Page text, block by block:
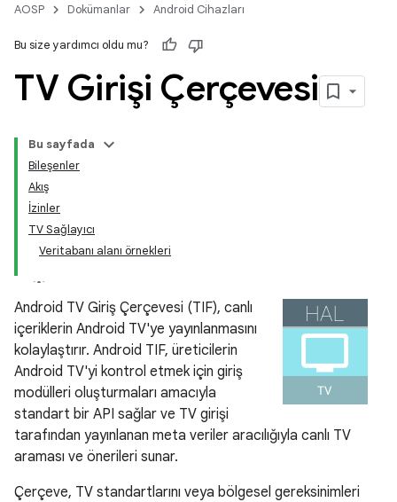
AOSP Dokümanlar Android Cihazları
Bu size yardımcı oldu mu?
TV Girişi Çerçevesi
Bu sayfada
Bileşenler
Akış
İzinler
TV Sağlayıcı
Veritabanı alanı örnekleri
Android TV Giriş Çerçevesi (TIF), canlı
içeriklerin Android TV'ye yayınlanmasını
kolaylaştırır. Android TIF, üreticilerin
Android TV'yi kontrol etmek için giriş
modülleri oluşturmaları amacıyla
standart bir API sağlar ve TV girişi
tarafından yayınlanan meta veriler aracılığıyla canlı TV
araması ve önerileri sunar.
Çerçeve, TV standartlarını veya bölgesel gereksinimleri